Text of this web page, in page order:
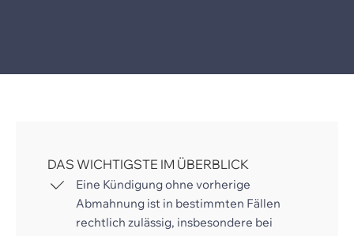
DAS WICHTIGSTE IM ÜBERBLICK
Eine Kündigung ohne vorherige
Abmahnung ist in bestimmten Fällen
rechtlich zulässig, insbesondere bei